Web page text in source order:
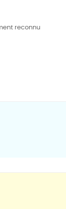
reconnu